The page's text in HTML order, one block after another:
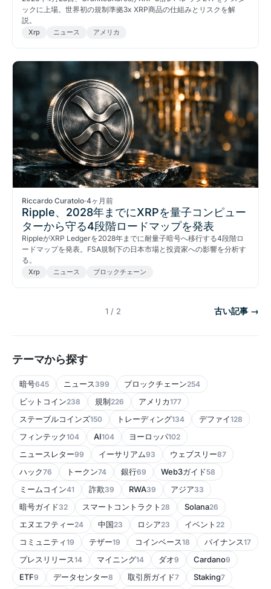
ックに上場。世界初の規制準拠3x XRP商品の仕組みとリスクを解
説。
Xrp ニュース アメリカ
Riccardo Curatolo·4ヶ月前
Ripple、2028年までにXRPを量子コンピュー
ターから守る4段階ロードマップを発表
RippleがXRP Ledgerを2028年までに耐量子暗号へ移行する4段階ロ
ードマップを発表。FSA規制下の日本市場と投資家への影響を分析す
る。
Xrp ニュース ブロックチェーン
1 / 2 古い記事 →
テーマから探す
暗号645 ニュース 399 ブロックチェーン254
ビットコイン238 規制226 アメリカ177
ステーブルコインズ150 トレーディング134 デファイ128
フィンテック104 AI104 ヨーロッパ102
ニュースレター99 イーサリアム93 ウェブスリー87
ハック76 トークン74 銀行69 Web3ガイド58
ミームコイン41 詐欺39 RWA39 アジア33
暗号ガイド32 スマートコントラクト 28 Solana26
エヌエフティー24 中国23 ロシア23 イベント 22
コミュニティ19 テザー19 コインベース18 バイナンス17
プレスリリース14 マイニング14 ダオ9 Cardano9
ETF9 データセンター8 取引所ガイド7 Staking7